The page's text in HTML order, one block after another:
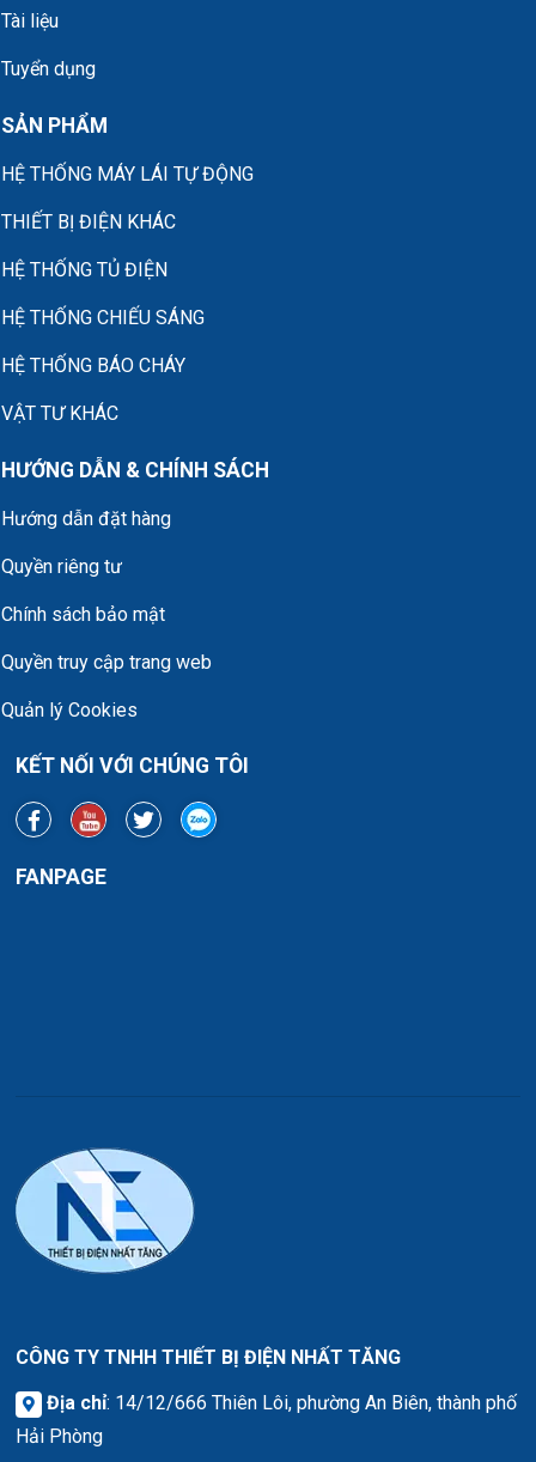
Tài liệu
Tuyển dụng
SẢN PHẨM
HỆ THỐNG MÁY LÁI TỰ ĐỘNG
THIẾT BỊ ĐIỆN KHÁC
HỆ THỐNG TỦ ĐIỆN
HỆ THỐNG CHIẾU SÁNG
HỆ THỐNG BÁO CHÁY
VẬT TƯ KHÁC
HƯỚNG DẪN & CHÍNH SÁCH
Hướng dẫn đặt hàng
Quyền riêng tư
Chính sách bảo mật
Quyền truy cập trang web
Quản lý Cookies
KẾT NỐI VỚI CHÚNG TÔI
FANPAGE
CÔNG TY TNHH THIẾT BỊ ĐIỆN NHẤT TĂNG
Địa chỉ: 14/12/666 Thiên Lôi, phường An Biên, thành phố
Hải Phòng